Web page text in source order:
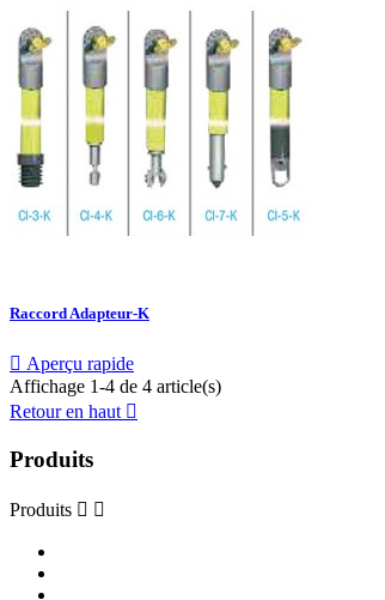
Raccord Adapteur-K
 Aperçu rapide
Affichage 1-4 de 4 article(s)
Retour en haut 
Produits
Produits  